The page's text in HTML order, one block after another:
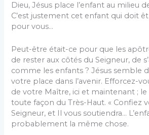
Dieu, Jésus place l’enfant au milieu
C’est justement cet enfant qui doit
pour vous…
Peut-être était-ce pour que les
de rester aux côtés du Seigneur, de
comme les enfants ? Jésus semble
votre place dans l’avenir. Efforcez-
de votre Maître, ici et maintenant ;
toute façon du Très-Haut. « Confiez
Seigneur, et Il vous soutiendra…
probablement la même chose.